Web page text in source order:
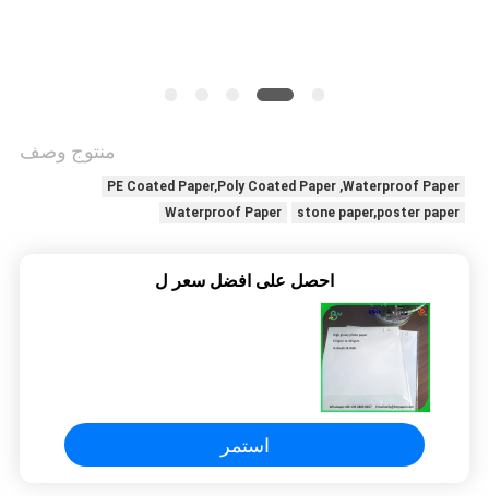
منتوج وصف
PE Coated Paper,Poly Coated Paper ,Waterproof Paper
stone paper,poster paper
Waterproof Paper
احصل على افضل سعر ل
استمر